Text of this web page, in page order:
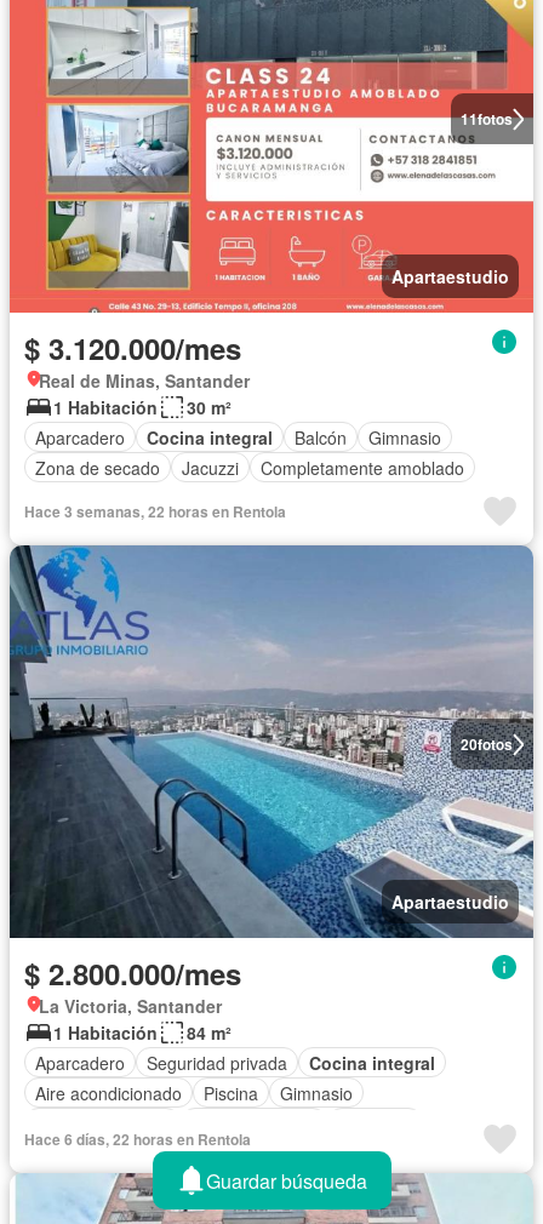
11fotos
Apartaestudio
$ 3.120.000/mes
Real de Minas, Santander
1 Habitación
30 m²
Aparcadero
Cocina integral Balcón
Gimnasio
Zona de secado
Jacuzzi Completamente amoblado
Hace 3 semanas, 22 horas en Rentola
20fotos
Apartaestudio
$ 2.800.000/mes
La Victoria, Santander
1 Habitación
84 m²
Aparcadero
Seguridad privada
Cocina integral
Aire acondicionado
Piscina
Gimnasio
Área infantil
Ascensor Completamente amoblado
Hace 6 días, 22 horas en Rentola
Guardar búsqueda